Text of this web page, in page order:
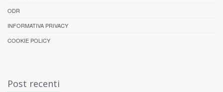
ODR
INFORMATIVA PRIVACY
COOKIE POLICY
Post recenti